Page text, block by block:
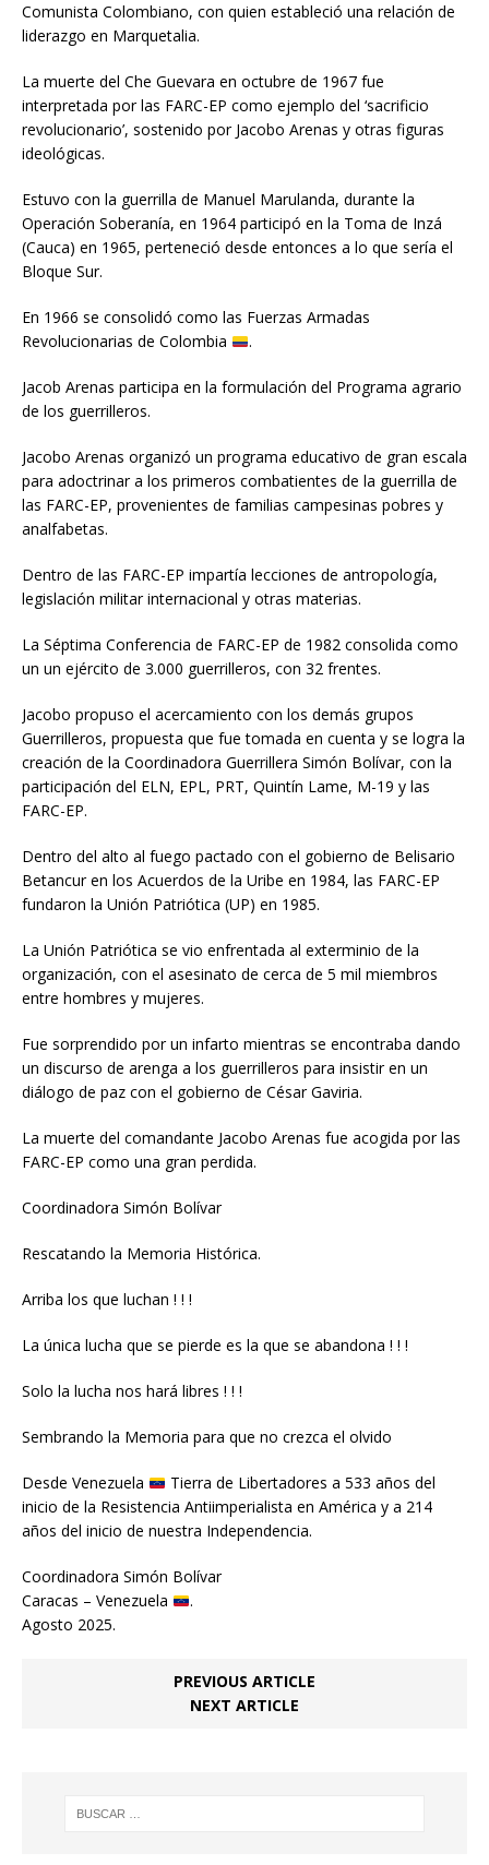
Comunista Colombiano, con quien estableció una relación de
liderazgo en Marquetalia.
La muerte del Che Guevara en octubre de 1967 fue
interpretada por las FARC-EP como ejemplo del ‘sacrificio
revolucionario’, sostenido por Jacobo Arenas y otras figuras
ideológicas.
Estuvo con la guerrilla de Manuel Marulanda, durante la
Operación Soberanía, en 1964 participó en la Toma de Inzá
(Cauca) en 1965, perteneció desde entonces a lo que sería el
Bloque Sur.
En 1966 se consolidó como las Fuerzas Armadas
Revolucionarias de Colombia
.
Jacob Arenas participa en la formulación del Programa agrario
de los guerrilleros.
Jacobo Arenas organizó un programa educativo de gran escala
para adoctrinar a los primeros combatientes de la guerrilla de
las FARC-EP, provenientes de familias campesinas pobres y
analfabetas.
Dentro de las FARC-EP impartía lecciones de antropología,
legislación militar internacional y otras materias.
La Séptima Conferencia de FARC-EP de 1982 consolida como
un un ejército de 3.000 guerrilleros, con 32 frentes.
Jacobo propuso el acercamiento con los demás grupos
Guerrilleros, propuesta que fue tomada en cuenta y se logra la
creación de la Coordinadora Guerrillera Simón Bolívar, con la
participación del ELN, EPL, PRT, Quintín Lame, M-19 y las
FARC-EP.
Dentro del alto al fuego pactado con el gobierno de Belisario
Betancur en los Acuerdos de la Uribe en 1984, las FARC-EP
fundaron la Unión Patriótica (UP) en 1985.
La Unión Patriótica se vio enfrentada al exterminio de la
organización, con el asesinato de cerca de 5 mil miembros
entre hombres y mujeres.
Fue sorprendido por un infarto mientras se encontraba dando
un discurso de arenga a los guerrilleros para insistir en un
diálogo de paz con el gobierno de César Gaviria.
La muerte del comandante Jacobo Arenas fue acogida por las
FARC-EP como una gran perdida.
Coordinadora Simón Bolívar
Rescatando la Memoria Histórica.
Arriba los que luchan ! ! !
La única lucha que se pierde es la que se abandona ! ! !
Solo la lucha nos hará libres ! ! !
Sembrando la Memoria para que no crezca el olvido
Desde Venezuela
Tierra de Libertadores a 533 años del
inicio de la Resistencia Antiimperialista en América y a 214
años del inicio de nuestra Independencia.
Coordinadora Simón Bolívar
Caracas – Venezuela
.
Agosto 2025.
PREVIOUS ARTICLE
NEXT ARTICLE